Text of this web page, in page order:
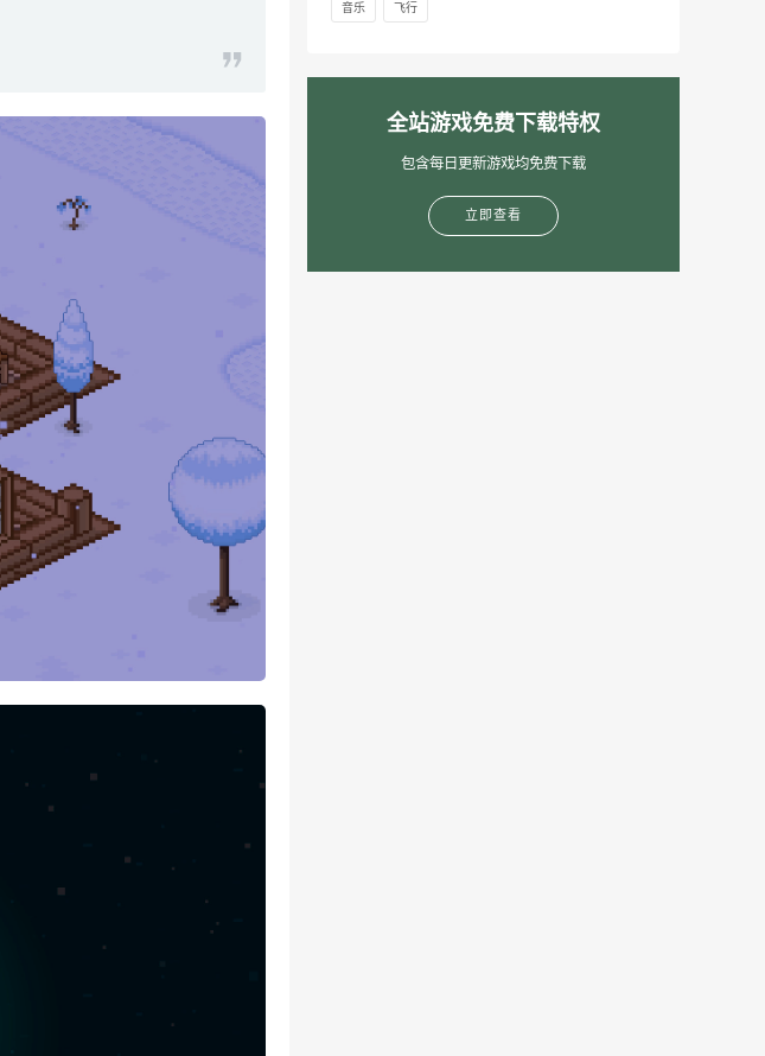
音乐 飞行
全站游戏免费下载特权
包含每日更新游戏均免费下载
立即查看